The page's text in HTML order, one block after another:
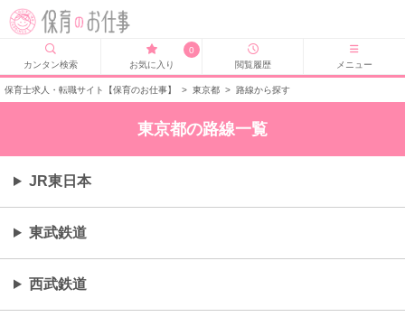
カンタン検索
0
お気に入り
閲覧履歴 メニュー
保育士求人・転職サイト【保育のお仕事】 > 東京都 > 路線から探す
東京都の路線一覧
JR東日本
東武鉄道
西武鉄道